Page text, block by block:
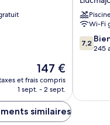
Le
nouveau
prix
de
147 €
et frais compris
1 sept. - 2 sept.
Paradise
Sport
-
Adults
Only
Wi-Fi
7.2
sur
7,2
245
similaires